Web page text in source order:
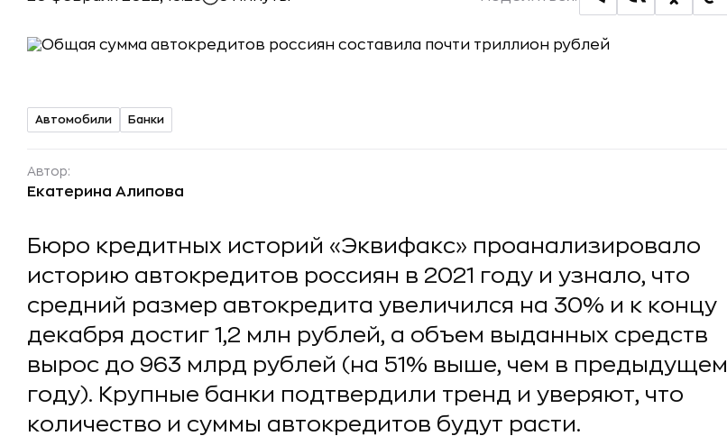
Автомобили Банки
Автор:
Екатерина Алипова
Бюро кредитных историй «Эквифакс» проанализировало
историю автокредитов россиян в 2021 году и узнало, что
средний размер автокредита увеличился на 30% и к концу
декабря достиг 1,2 млн рублей, а объем выданных средств
вырос до 963 млрд рублей (на 51% выше, чем в предыдущем
году). Крупные банки подтвердили тренд и уверяют, что
количество и суммы автокредитов будут расти.